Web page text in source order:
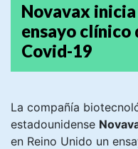
Novavax
ensayo clínico
Covid-19
La compañía
estadounidense
en Reino Unido un